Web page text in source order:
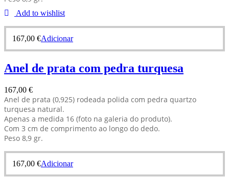
Add to wishlist
167,00 €Adicionar
Anel de prata com pedra turquesa
167,00 €
Anel de prata (0,925) rodeada polida com pedra quartzo
turquesa natural.
Apenas a medida 16 (foto na galeria do produto).
Com 3 cm de comprimento ao longo do dedo.
Peso 8,9 gr.
167,00 €Adicionar